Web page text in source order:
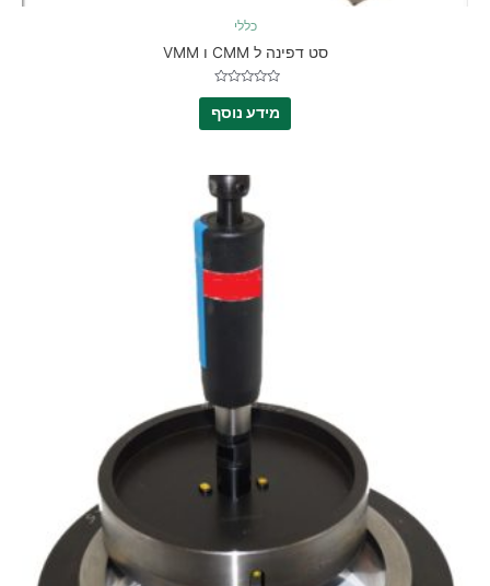
כללי
סט דפינה ל CMM ו VMM
דורג
0
מתוך
5
מידע נוסף